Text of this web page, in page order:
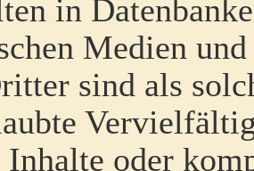
in
Medien
sind als
Inhalte oder